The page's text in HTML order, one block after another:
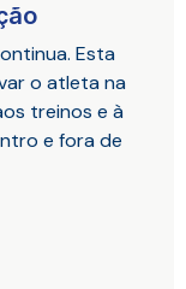
Esta
o atleta na
treinos e à
e fora de